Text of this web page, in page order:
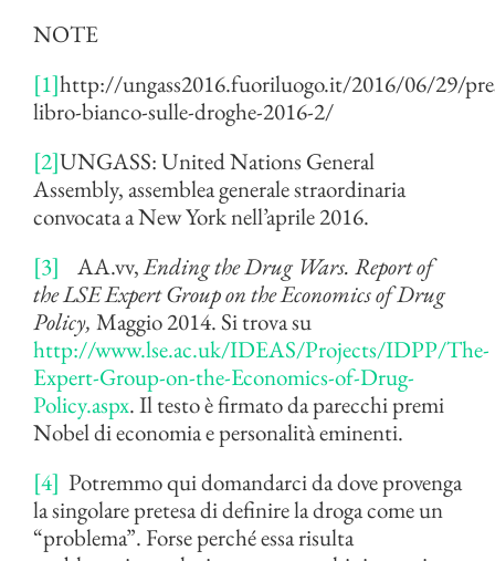
NOTE
[1]http://ungass2016.fuoriluogo.it/2016/06/29/
libro-bianco-sulle-droghe-2016-2/
[2]UNGASS: United Nations General
Assembly, assemblea generale straordinaria
convocata a New York nell’aprile 2016.
[3] AA.vv,Ending the Drug Wars. Report of
the LSE Expert Group on the Economics of Drug
Policy, Maggio 2014. Si trova su
http://www.lse.ac.uk/IDEAS/Projects/IDPP/The-
Expert-Group-on-the-Economics-of-Drug-
Policy.aspx. Il testo è firmato da parecchi premi
Nobel di economia e personalità eminenti.
[4] Potremmo qui domandarci da dove provenga
la singolare pretesa di definire la droga come un
“problema”. Forse perché essa risulta